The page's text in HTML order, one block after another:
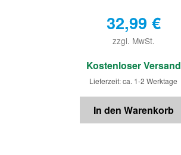
32,99 €
zzgl. MwSt.
€
Kostenloser Versand
Lieferzeit: ca. 1-2 Werktage
In den Warenkorb